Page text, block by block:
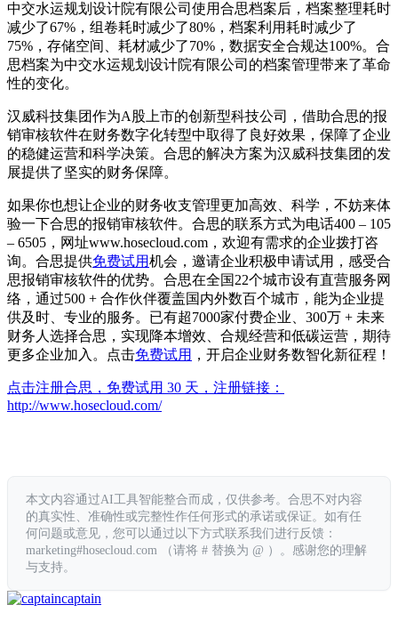
中交水运规划设计院有限公司使用合思档案后，档案整理耗时
减少了67%，组卷耗时减少了80%，档案利用耗时减少了
75%，存储空间、耗材减少了70%，数据安全合规达100%。合
思档案为中交水运规划设计院有限公司的档案管理带来了革命
性的变化。
汉威科技集团作为A股上市的创新型科技公司，借助合思的报
销审核软件在财务数字化转型中取得了良好效果，保障了企业
的稳健运营和科学决策。合思的解决方案为汉威科技集团的发
展提供了坚实的财务保障。
如果你也想让企业的财务收支管理更加高效、科学，不妨来体
验一下合思的报销审核软件。合思的联系方式为电话400 – 105
– 6505，网址www.hosecloud.com，欢迎有需求的企业拨打咨
询。合思提供免费试用机会，邀请企业积极申请试用，感受合
思报销审核软件的优势。合思在全国22个城市设有直营服务网
络，通过500 + 合作伙伴覆盖国内外数百个城市，能为企业提
供及时、专业的服务。已有超7000家付费企业、300万 + 未来
财务人选择合思，实现降本增效、合规经营和低碳运营，期待
更多企业加入。点击免费试用 ，开启企业财务数智化新征程！
点击注册合思，免费试用 30 天，注册链接：
http://www.hosecloud.com/
本文内容通过AI工具智能整合而成，仅供参考。合思不对内容
的真实性、准确性或完整性作任何形式的承诺或保证。如有任
何问题或意见，您可以通过以下方式联系我们进行反馈：
marketing#hosecloud.com （请将 # 替换为 @ ）。感谢您的理解
与支持。
captain